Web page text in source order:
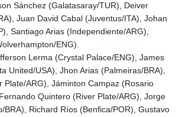
Sánchez (Galatasaray/TUR), Deiver
Juan David Cabal (Juventus/ITA), Johan
Santiago Arias (Independiente/ARG),
ENG).
Lerma (Crystal Palace/ENG), James
United/USA), Jhon Arias (Palmeiras/BRA),
Plate/ARG), Jáminton Campaz (Rosario
Quintero (River Plate/ARG), Jorge
BRA), Richard Ríos (Benfica/POR), Gustavo